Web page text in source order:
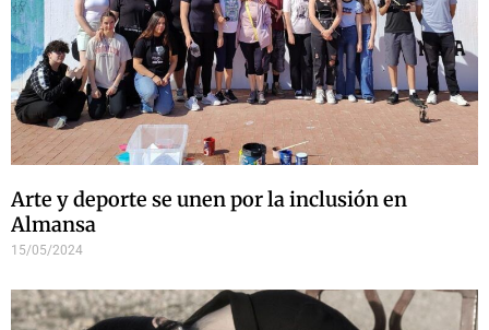
Arte y deporte se unen por la inclusión en
Almansa
15/05/2024